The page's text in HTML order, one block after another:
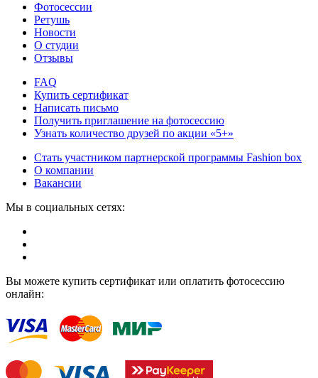
Фотосессии
Ретушь
Новости
О студии
Отзывы
FAQ
Купить сертификат
Написать письмо
Получить приглашение на фотосессию
Узнать количество друзей по акции «5+»
Стать участником партнерской программы Fashion box
О компании
Вакансии
Мы в социальных сетях:
Вы можете купить сертификат или оплатить фотосессию
онлайн: